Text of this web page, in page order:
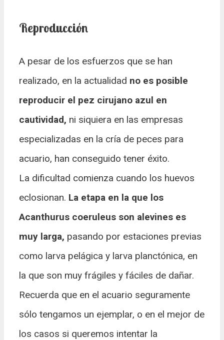
Reproducción
A pesar de los esfuerzos que se han
realizado, en la actualidad no es posible
reproducir el pez cirujano azul en
cautividad, ni siquiera en las empresas
especializadas en la cría de peces para
acuario, han conseguido tener éxito.
La dificultad comienza cuando los huevos
eclosionan. La etapa en la que los
Acanthurus coeruleus son alevines es
muy larga, pasando por estaciones previas
como larva pelágica y larva planctónica, en
la que son muy frágiles y fáciles de dañar.
Recuerda que en el acuario seguramente
sólo tengamos un ejemplar, o en el mejor de
los casos si queremos intentar la